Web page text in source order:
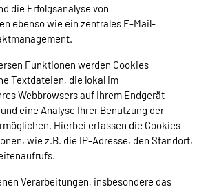
die Erfolgsanalyse von
ebenso wie ein zentrales E-Mail-
Funktionen werden Cookies
Textdateien, die lokal im
Webbrowsers auf Ihrem Endgerät
eine Analyse Ihrer Benutzung der
Hierbei erfassen die Cookies
wie z.B. die IP-Adresse, den Standort,
Verarbeitungen, insbesondere das